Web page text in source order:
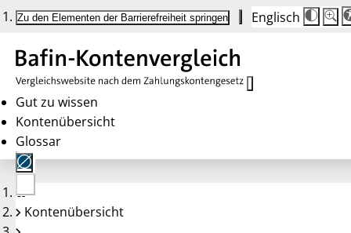
Zu den Elementen der Barrierefreiheit springen Englisch
Die
100%
Gut zu wissen
Kontenübersicht
Glossar
Keine
Konten
Kontenübersicht